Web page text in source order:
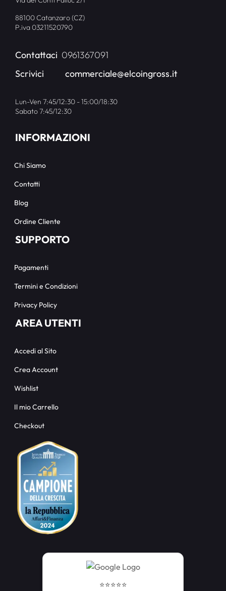
88100 Catanzaro (CZ)
P.iva 03211520790
Contattaci 0961367091
Scrivici
commerciale@elcoingross.it
Lun-Ven 7:45/12:30 - 15:00/18:30
Sabato 7:45/12:30
INFORMAZIONI
Chi Siamo
Contatti
Blog
Ordine Cliente
SUPPORTO
Pagamenti
Termini e Condizioni
Privacy Policy
AREA UTENTI
Accedi al Sito
Crea Account
Wishlist
Il mio Carrello
Checkout
⭐️⭐️⭐️⭐️⭐️